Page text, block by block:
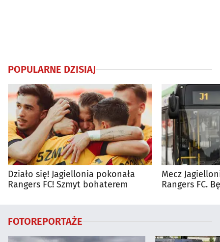
POPULARNE DZISIAJ
Działo się! Jagiellonia pokonała
Rangers FC! Szmyt bohaterem
Mecz
Rangers FC.
FOTOREPORTAŻE